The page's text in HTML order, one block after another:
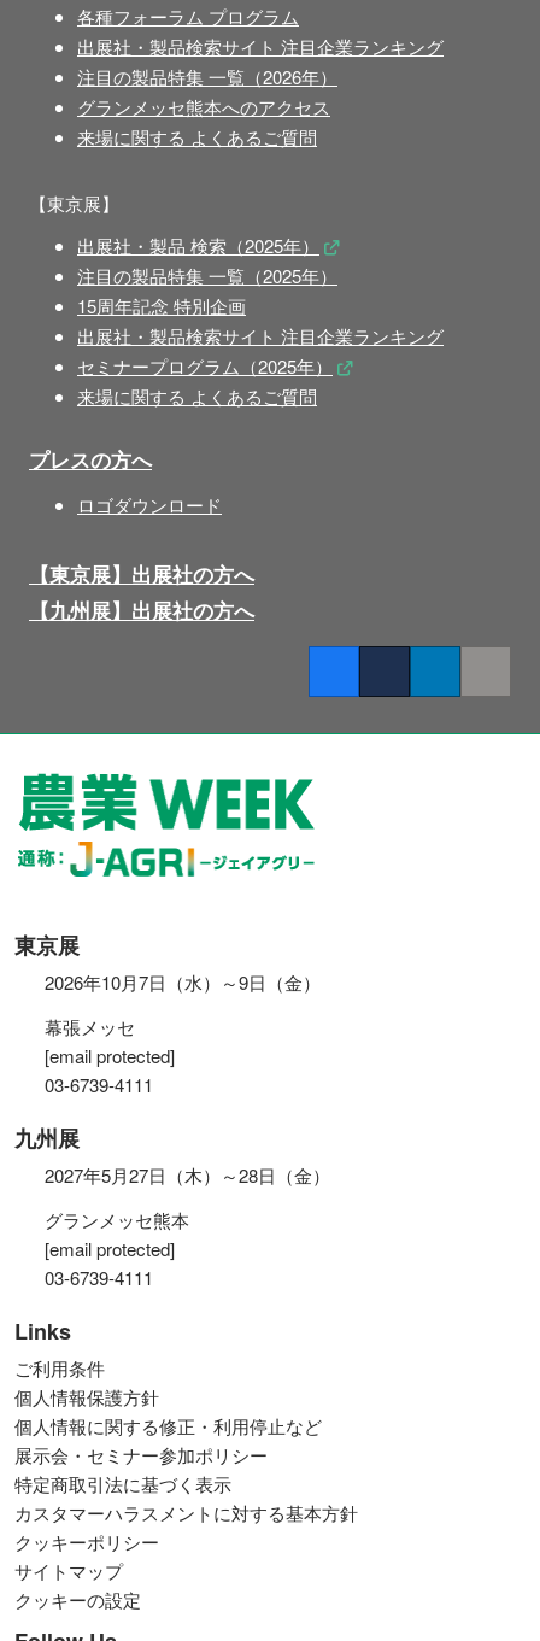
各種フォーラム プログラム
出展社・製品検索サイト 注目企業ランキング
注目の製品特集 一覧（2026年）
グランメッセ熊本へのアクセス
来場に関する よくあるご質問
【東京展】
出展社・製品 検索（2025年）
注目の製品特集 一覧（2025年）
15周年記念 特別企画
出展社・製品検索サイト 注目企業ランキング
セミナープログラム（2025年）
来場に関する よくあるご質問
プレスの方へ
ロゴダウンロード
【東京展】出展社の方へ
【九州展】出展社の方へ
東京展
2026年10月7日（水）～9日（金）
幕張メッセ
[email protected]
03-6739-4111
九州展
2027年5月27日（木）～28日（金）
グランメッセ熊本
[email protected]
03-6739-4111
Links
ご利用条件
個人情報保護方針
個人情報に関する修正・利用停止など
展示会・セミナー参加ポリシー
特定商取引法に基づく表示
カスタマーハラスメントに対する基本方針
クッキーポリシー
サイトマップ
クッキーの設定